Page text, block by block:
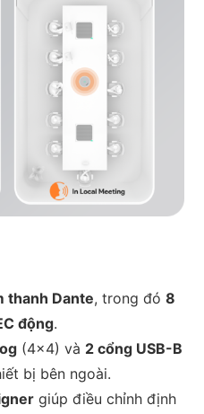
thanh Dante, trong đó8
động.
(4×4) và 2 cổng USB-B
bị bên ngoài.
giúp điều chỉnh định